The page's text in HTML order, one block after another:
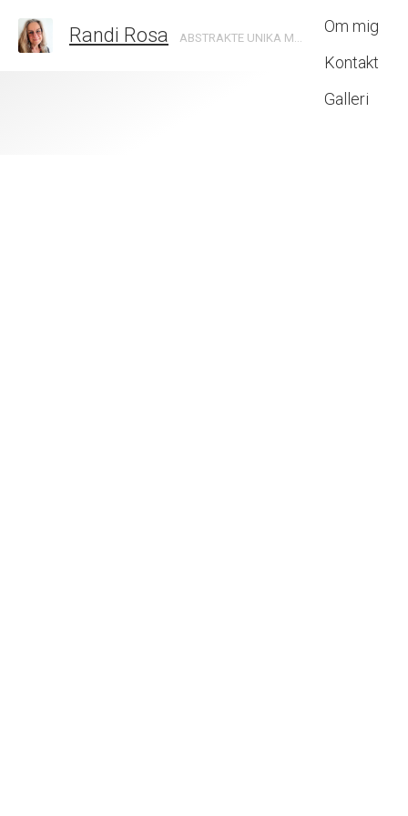
Randi Rosa ABSTRAKTE UNIKA MALERIER SKABT MED INTUITION
Om mig
Kontakt
Galleri